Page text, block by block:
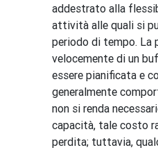
addestrato alla
attività alle quali si
periodo di tempo. La
velocemente di un
essere pianificata e
generalmente
non si renda
capacità, tale costo
perdita; tuttavia,